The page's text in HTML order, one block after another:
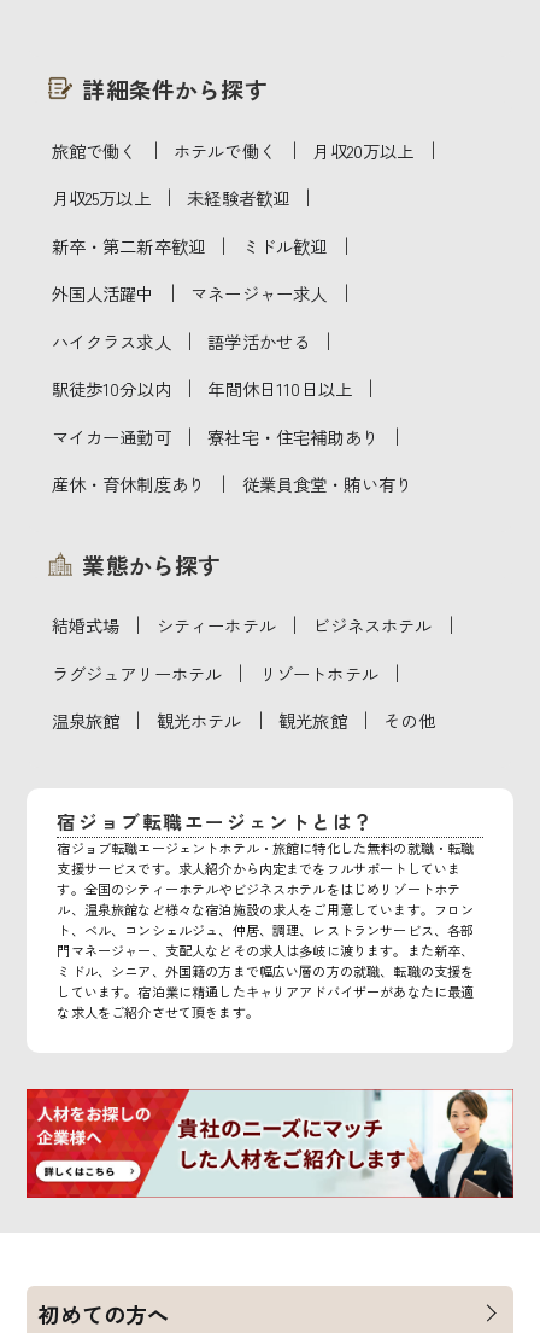
詳細条件から探す
旅館で働く ｜ ホテルで働く ｜ 月収20万以上 ｜
月収25万以上 ｜ 未経験者歓迎 ｜
新卒・第二新卒歓迎 ｜ ミドル歓迎 ｜
外国人活躍中 ｜ マネージャー求人 ｜
ハイクラス求人 ｜ 語学活かせる ｜
駅徒歩10分以内 ｜ 年間休日110日以上 ｜
マイカー通勤可 ｜ 寮社宅・住宅補助あり ｜
産休・育休制度あり ｜ 従業員食堂・賄い有り
業態から探す
結婚式場 ｜ シティーホテル ｜ ビジネスホテル ｜
ラグジュアリーホテル ｜ リゾートホテル ｜
温泉旅館 ｜ 観光ホテル ｜ 観光旅館 ｜ その他
宿ジョブ転職エージェントとは？
宿ジョブ転職エージェントホテル・旅館に特化した無料の就職・転職
支援サービスです。求人紹介から内定までをフルサポートしていま
す。全国のシティーホテルやビジネスホテルをはじめリゾートホテ
ル、温泉旅館など様々な宿泊施設の求人をご用意しています。フロン
ト、ベル、コンシェルジュ、仲居、調理、レストランサービス、各部
門マネージャー、支配人などその求人は多岐に渡ります。また新卒、
ミドル、シニア、外国籍の方まで幅広い層の方の就職、転職の支援を
しています。宿泊業に精通したキャリアアドバイザーがあなたに最適
な求人をご紹介させて頂きます。
初めての方へ